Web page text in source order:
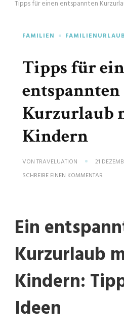
Tipps für einen entspannten
FAMILIEN FAMILIENURLAUB
Tipps für
entspannten
Kurzurlaub
Kindern
VON TRAVELUATION
21
SCHREIBE EINEN KOMMENTAR
MIT
Ein
Kurzurlaub
Kindern:
Ideen